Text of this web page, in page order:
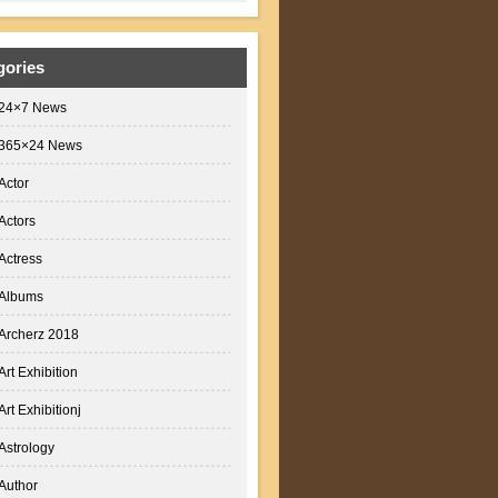
News
News
2018
Exhibition
Exhibitionj